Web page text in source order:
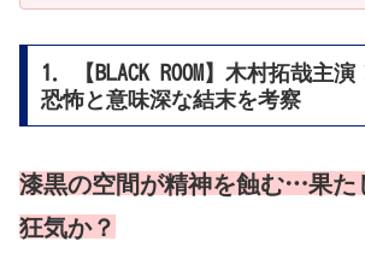
1. 【BLACK ROOM】木村拓哉主
恐怖と意味深な結末を考察
漆黒の空間が精神を蝕む…果た
狂気か？